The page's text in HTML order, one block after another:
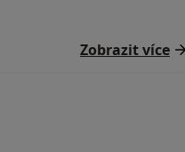
Zobrazit více